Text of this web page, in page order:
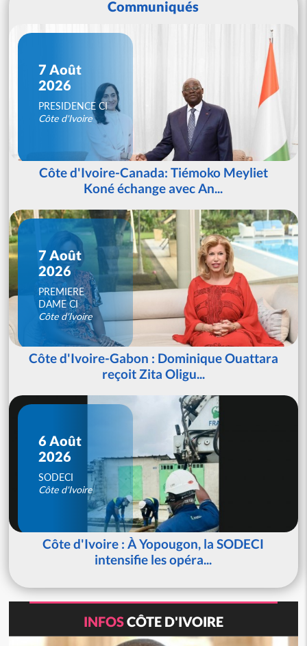
Communiqués
7 Août
2026
PRESIDENCE CI
Côte d'Ivoire
Côte d'Ivoire-Canada: Tiémoko Meyliet
Koné échange avec An...
7 Août
2026
PREMIERE
DAME CI
Côte d'Ivoire
Côte d'Ivoire-Gabon : Dominique Ouattara
reçoit Zita Oligu...
6 Août
2026
SODECI
Côte d'Ivoire
Côte d'Ivoire : À Yopougon, la SODECI
intensifie les opéra...
INFOSCÔTE D'IVOIRE